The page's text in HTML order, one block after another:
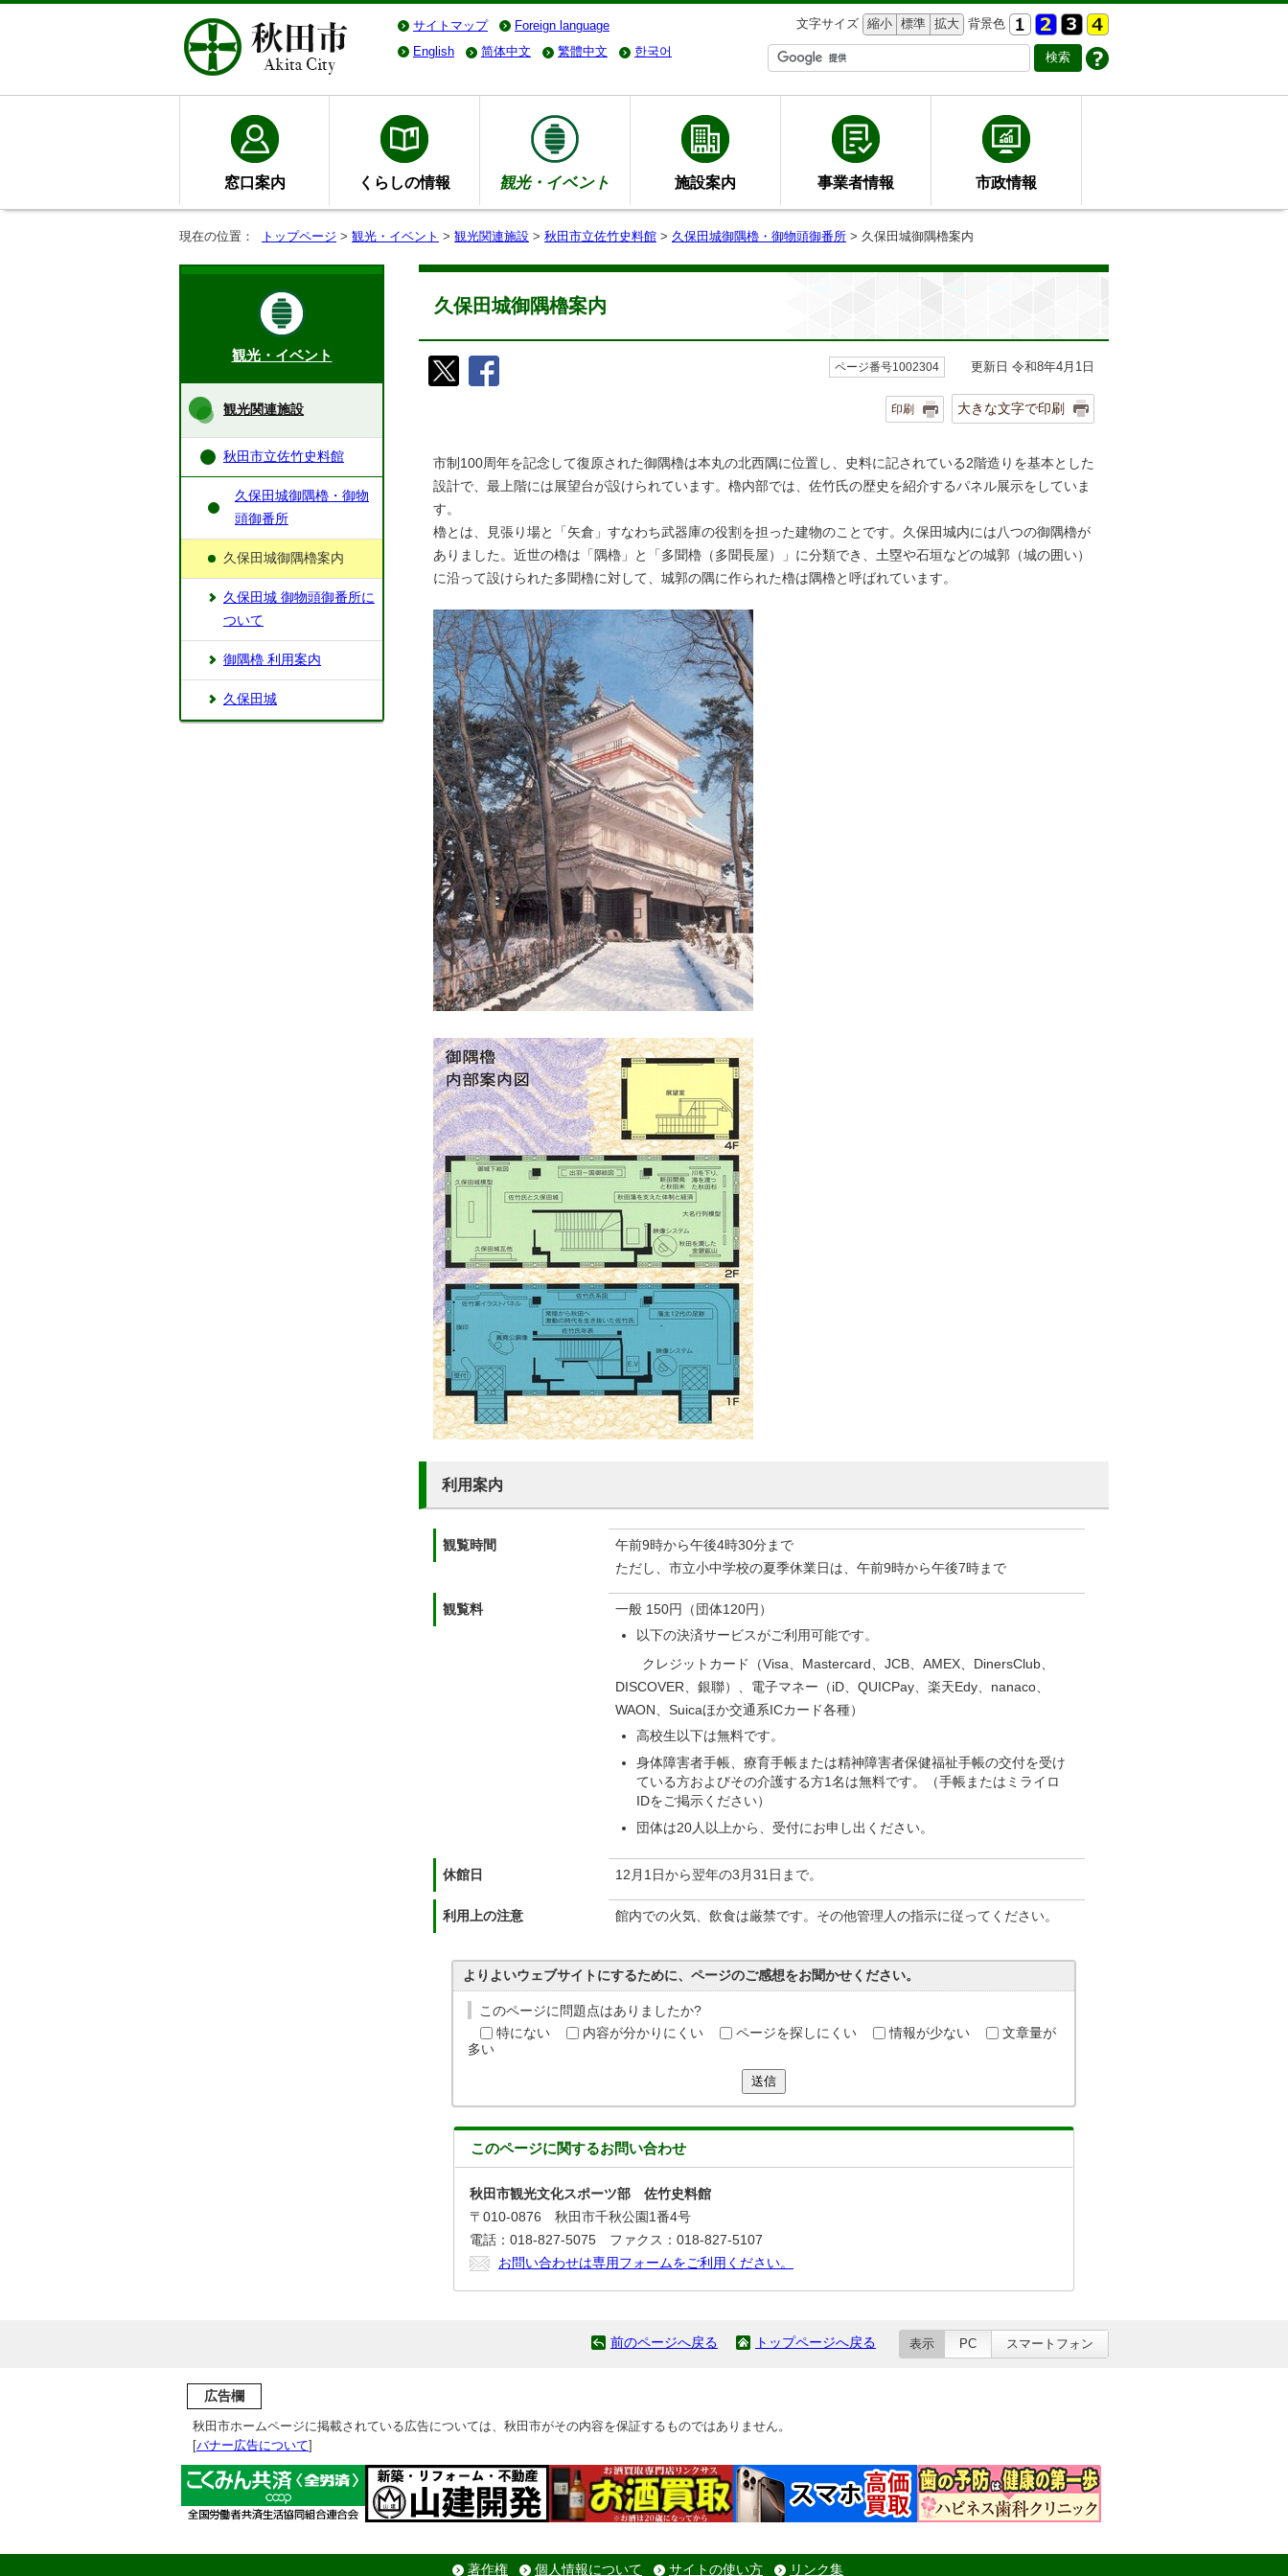
サイトマップ Foreign language 文字サイズ 縮小 標準 拡大 背景色
English
简体中文 繁體中文 한국어
窓口案内 くらしの情報 観光・イベント 施設案内 事業者情報 市政情報
現在の位置： トップページ > 観光・イベント > 観光関連施設 > 秋田市立佐竹史料館 > 久保田城御隅櫓・御物頭御番所 > 久保田城御隅櫓案内
久保田城御隅櫓案内
ページ番号1002304 更新日 令和8年4月1日
印刷 大きな文字で印刷
市制100周年を記念して復原された御隅櫓は本丸の北西隅に位置し、史料に記されている2階造りを基本とした
設計で、最上階には展望台が設けられています。櫓内部では、佐竹氏の歴史を紹介するパネル展示をしていま
す。
櫓とは、見張り場と「矢倉」すなわち武器庫の役割を担った建物のことです。久保田城内には八つの御隅櫓が
ありました。近世の櫓は「隅櫓」と「多聞櫓（多聞長屋）」に分類でき、土塁や石垣などの城郭（城の囲い）
に沿って設けられた多聞櫓に対して、城郭の隅に作られた櫓は隅櫓と呼ばれています。
利用案内
観覧時間
午前9時から午後4時30分まで
ただし、市立小中学校の夏季休業日は、午前9時から午後7時まで
観覧料
一般 150円（団体120円）
以下の決済サービスがご利用可能です。
クレジットカード（Visa、Mastercard、JCB、AMEX、DinersClub、
DISCOVER、銀聯）、電子マネー（iD、QUICPay、楽天Edy、nanaco、
WAON、Suicaほか交通系ICカード各種）
高校生以下は無料です。
身体障害者手帳、療育手帳または精神障害者保健福祉手帳の交付を受け
ている方およびその介護する方1名は無料です。（手帳またはミライロ
IDをご掲示ください）
団体は20人以上から、受付にお申し出ください。
休館日 12月1日から翌年の3月31日まで。
利用上の注意 館内での火気、飲食は厳禁です。その他管理人の指示に従ってください。
よりよいウェブサイトにするために、ページのご感想をお聞かせください。
このページに問題点はありましたか?
特にない
内容が分かりにくい ページを探しにくい 情報が少ない
文章量が
多い
送信
このページに関するお問い合わせ
秋田市観光文化スポーツ部 佐竹史料館
〒010-0876 秋田市千秋公園1番4号
電話：018-827-5075 ファクス：018-827-5107
お問い合わせは専用フォームをご利用ください。
観光・イベント
観光関連施設
秋田市立佐竹史料館
久保田城御隅櫓・御物
頭御番所
久保田城御隅櫓案内
久保田城 御物頭御番所に
ついて
御隅櫓 利用案内
久保田城
前のページへ戻る トップページへ戻る 表示 PC スマートフォン
広告欄
秋田市ホームページに掲載されている広告については、秋田市がその内容を保証するものではありません。
[バナー広告について]
著作権 個人情報について サイトの使い方 リンク集